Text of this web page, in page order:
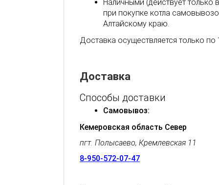
Наличными (действует
при покупке котла
Алтайскому краю.
Доставка осуществляется только по
Доставка
Способы доставки
Самовывоз:
Кемеровская область Север
пгт. Полысаево, Кремлевская 11
8-950-572-07-47